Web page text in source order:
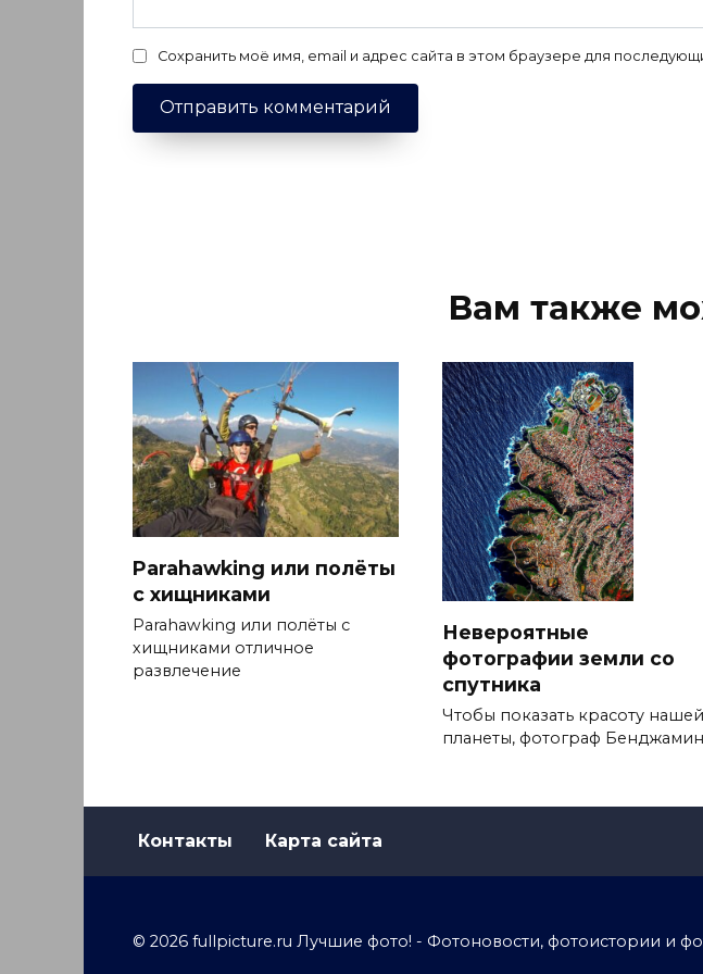
Сохранить моё имя, email и адрес сайта в этом браузере для
Вам также
Parahawking или полёты
с хищниками
Parahawking или полёты с
хищниками отличное
развлечение
Невероятные
фотографии земли со
спутника
Чтобы показать красоту нашей
планеты, фотограф Бенджамин
Контакты Карта сайта
© 2026 fullpicture.ru Лучшие фото! - Фотоновости, фотоистории и